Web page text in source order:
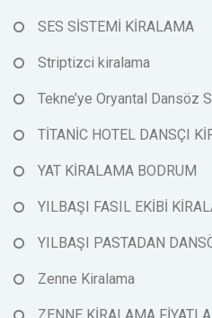
SES SİSTEMİ KİRALAMA
Striptizci kiralama
Tekne’ye Oryantal Dansöz
TİTANİC HOTEL DANSÇI
YAT KİRALAMA BODRUM
YILBAŞI FASIL EKİBİ
YILBAŞI PASTADAN
Zenne Kiralama
ZENNE KİRALAMA